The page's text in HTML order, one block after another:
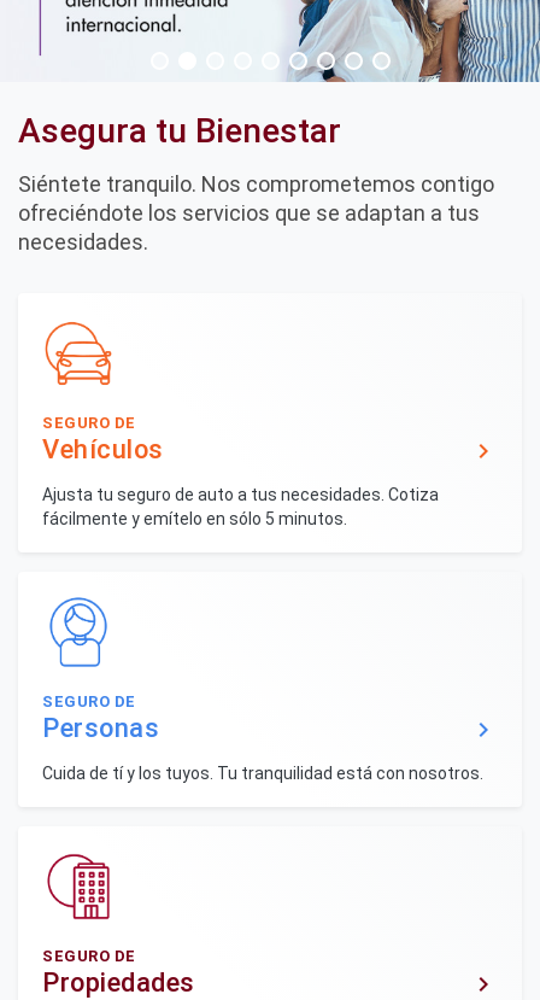
Asegura tu Bienestar
Siéntete tranquilo. Nos comprometemos contigo
ofreciéndote los servicios que se adaptan a tus
necesidades.
SEGURO DE
Vehículos keyboard_arrow_right
Ajusta tu seguro de auto a tus necesidades. Cotiza
fácilmente y emítelo en sólo 5 minutos.
SEGURO DE
Personas keyboard_arrow_right
Cuida de tí y los tuyos. Tu tranquilidad está con nosotros.
SEGURO DE
Propiedades keyboard_arrow_right